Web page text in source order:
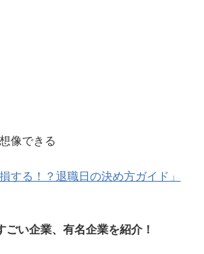
像できる
する！？退職日の決め方ガイド」
い企業、有名企業を紹介！